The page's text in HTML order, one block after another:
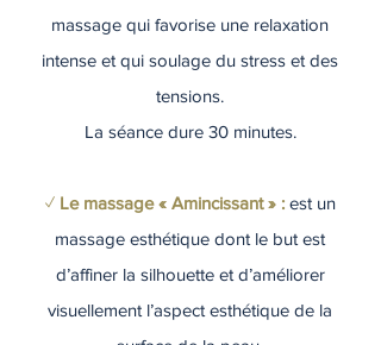
massage qui favorise une relaxation
intense et qui soulage du stress et des
tensions.
La séance dure 30 minutes.
✓ Le massage « Amincissant » : est un
massage esthétique dont le but est
d’affiner la silhouette et d’améliorer
visuellement l’aspect esthétique de la